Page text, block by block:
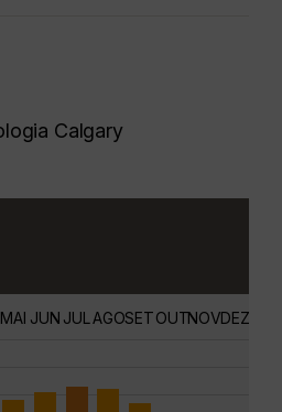
Calgary
MAI JUN JUL AGOSETOUTNOVDEZ